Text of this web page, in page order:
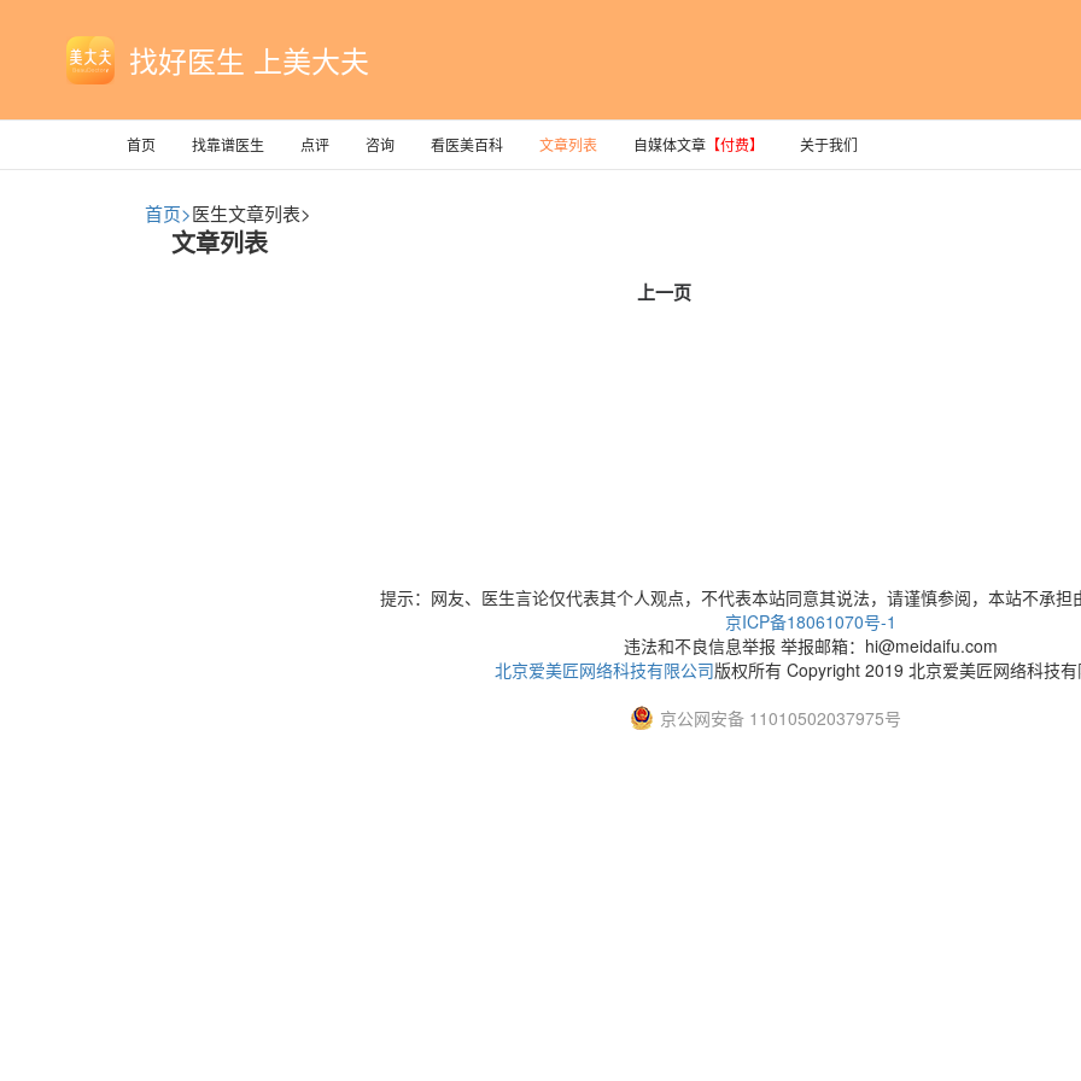
找好医生 上美大夫
首页 找靠谱医生 点评 咨询 看医美百科 文章列表 自媒体文章 【付费】 关于我们
首页>医生文章列表>
文章列表
上一页
提示：网友、医生言论仅代表其个人观点，不代表本站同意其说法，请谨慎参阅，本站不承担
京ICP备18061070号-1
违法和不良信息举报 举报邮箱：hi@meidaifu.com
北京爱美匠网络科技有限公司版权所有 Copyright 2019 北京爱美匠网络科技
京公网安备 11010502037975号